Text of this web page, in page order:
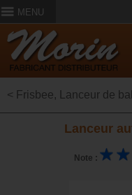
MENU
< Frisbee, Lanceur de
Lanceur
Note :